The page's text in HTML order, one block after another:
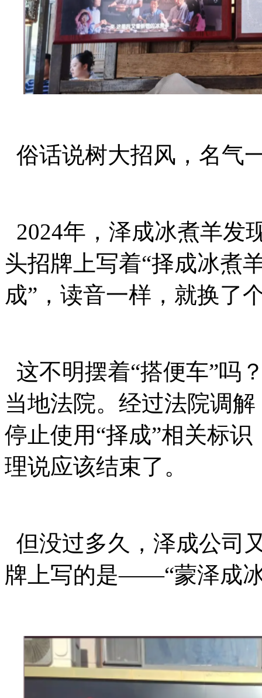
俗话说树大招风，名气
2024年，泽成冰煮羊发
头招牌上写着“择成冰煮
成”，读音一样，就换了
这不明摆着“搭便车”吗
当地法院。经过法院调
停止使用“择成”相关标
理说应该结束了。
但没过多久，泽成公司
牌上写的是——“蒙泽成